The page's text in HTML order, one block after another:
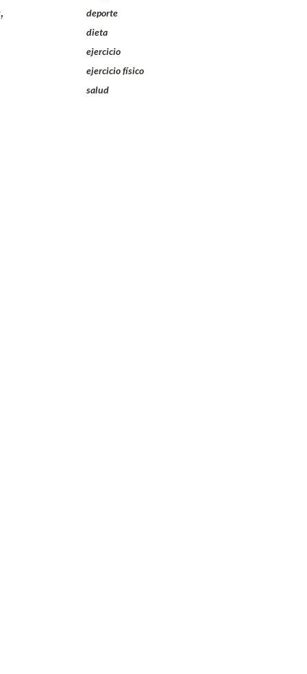
deporte
dieta
ejercicio
ejercicio físico
salud